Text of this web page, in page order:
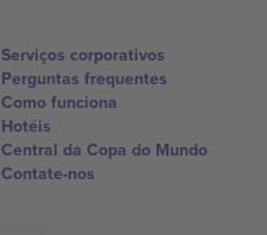
Serviços corporativos
Perguntas frequentes
Como funciona
Hotéis
Central da Copa do Mundo
Contate-nos